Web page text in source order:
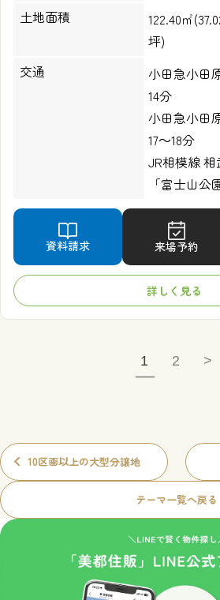
土地面積
122.40㎡
坪)
交通
小田急小田
14分
小田急小田
17～18分
JR相模線
「富士山
資料請求 来場予約
詳しく見る
1 2 >
10区画以上の大型分譲地
テーマ一覧へ戻る